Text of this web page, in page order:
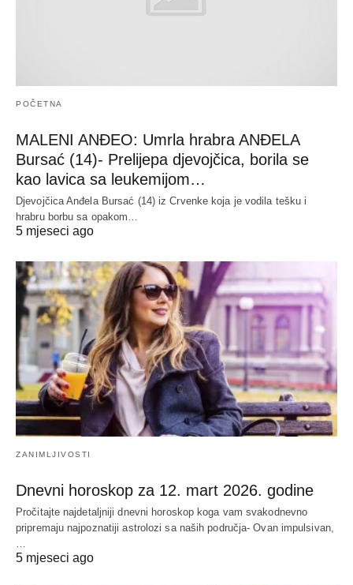
POČETNA
MALENI ANĐEO: Umrla hrabra ANĐELA
Bursać (14)- Prelijepa djevojčica, borila se
kao lavica sa leukemijom…
Djevojčica Anđela Bursać (14) iz Crvenke koja je vodila tešku i
hrabru borbu sa opakom…
5 mjeseci ago
ZANIMLJIVOSTI
Dnevni horoskop za 12. mart 2026. godine
Pročitajte najdetaljniji dnevni horoskop koga vam svakodnevno
pripremaju najpoznatiji astrolozi sa naših područja- Ovan impulsivan,
…
5 mjeseci ago